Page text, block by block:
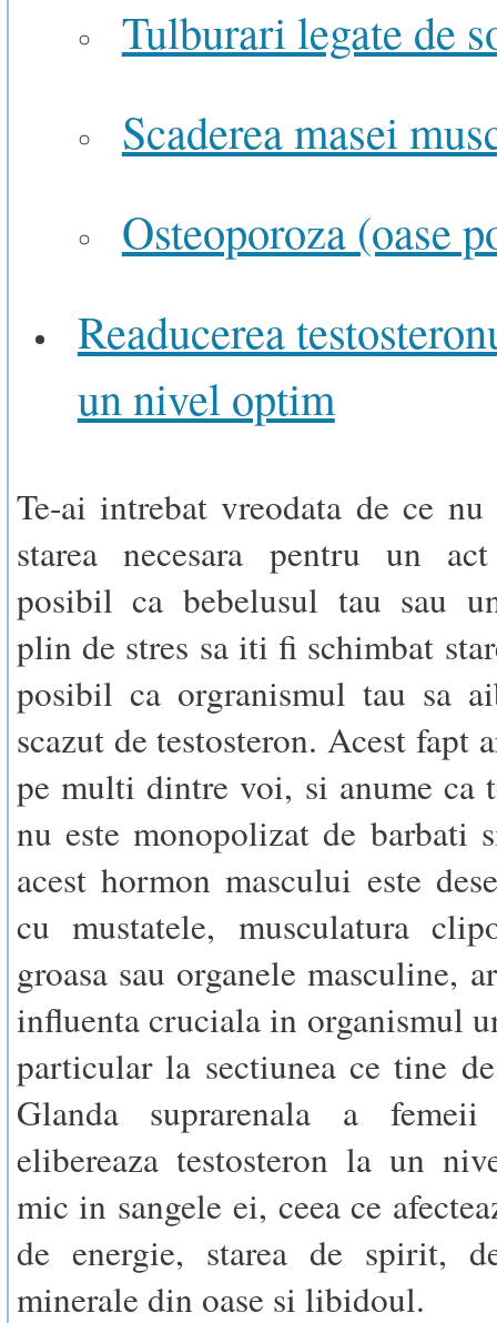
Tulburari legate de
Scaderea masei
Osteoporoza (oase
Readucerea
un nivel optim
Te-ai intrebat vreodata de ce
starea necesara pentru un
posibil ca bebelusul tau sau
plin de stres sa iti fi schimbat
posibil ca orgranismul tau sa
scazut de testosteron. Acest fapt
pe multi dintre voi, si anume ca
nu este monopolizat de barbati
acest hormon mascului este
cu mustatele, musculatura
groasa sau organele masculine,
influenta cruciala in organismul
particular la sectiunea ce tine
Glanda suprarenala a
elibereaza testosteron la un
mic in sangele ei, ceea ce
de energie, starea de spirit,
minerale din oase si libidoul.